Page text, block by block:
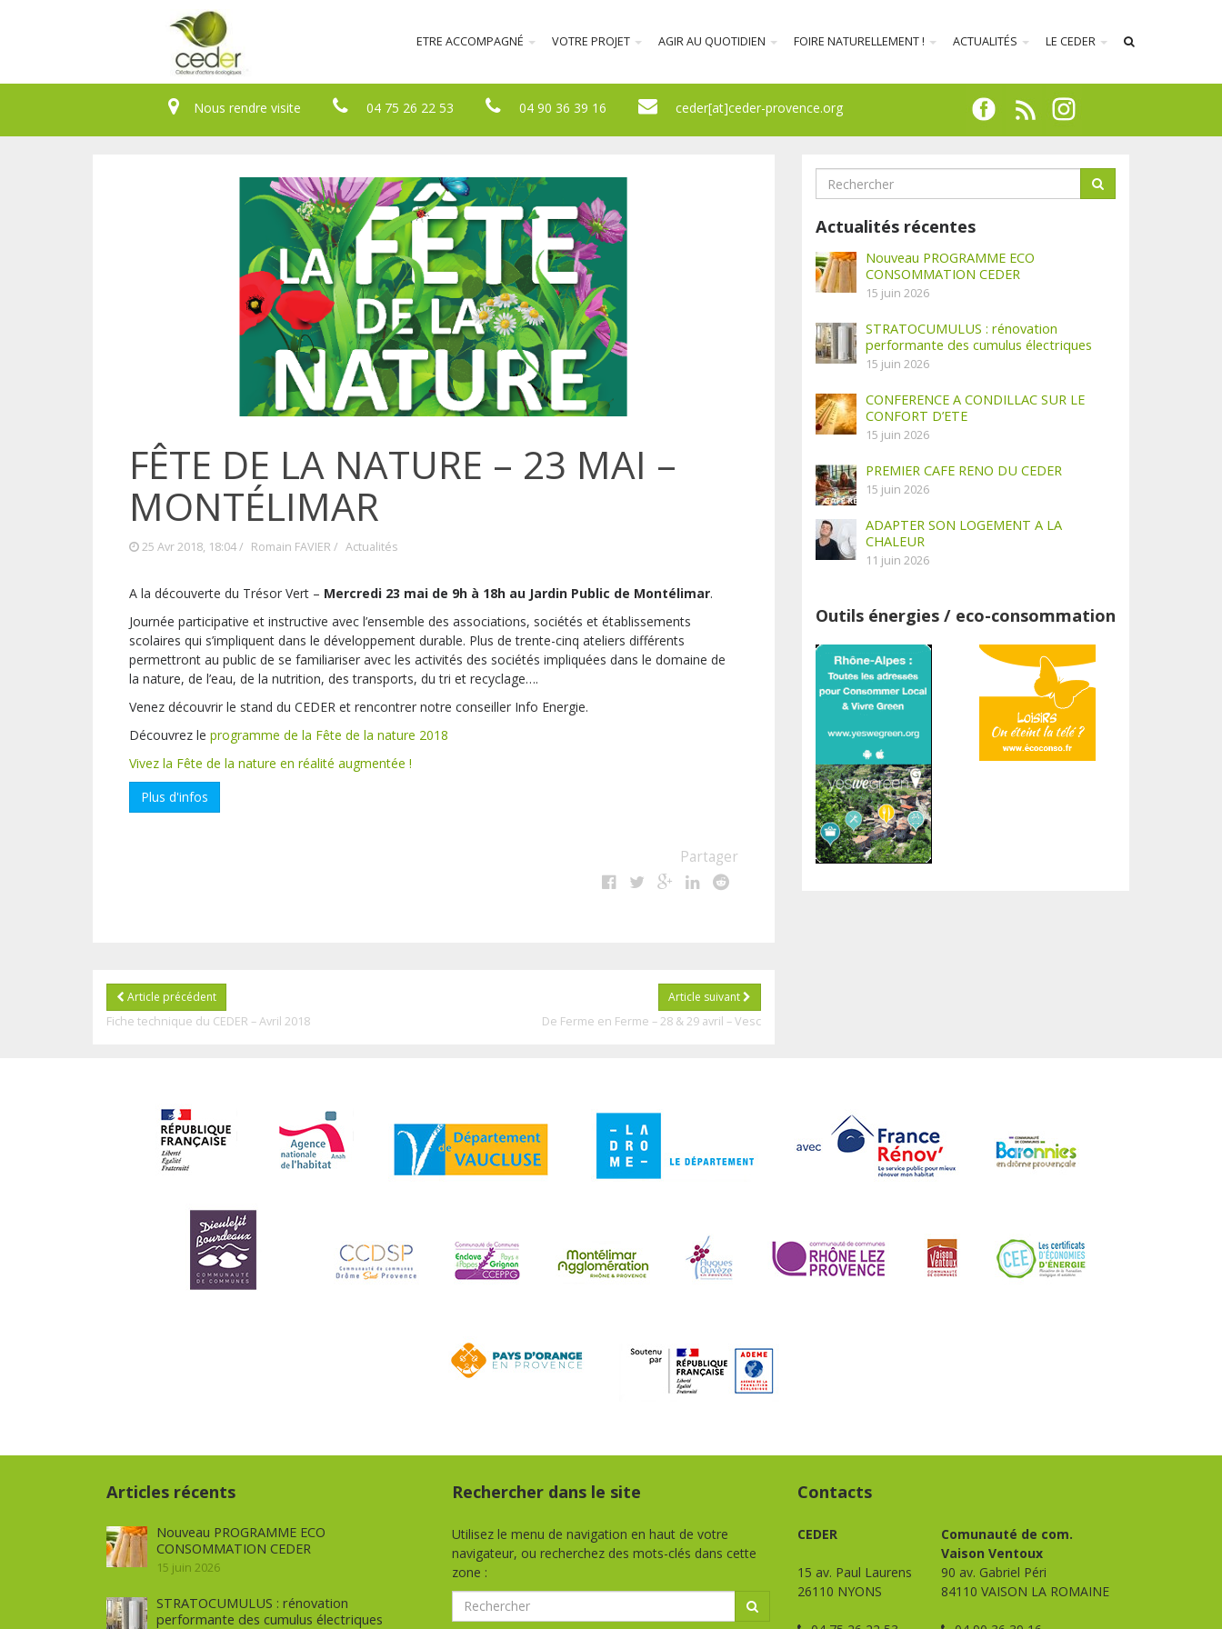
ETRE ACCOMPAGNÉ VOTRE PROJET AGIR AU QUOTIDIEN FOIRE NATURELLEMENT ! ACTUALITÉS LE CEDER
Nous rendre visite 04 75 26 22 53 04 90 36 39 16 ceder[at]ceder-provence.org
FÊTE DE LA NATURE – 23 MAI –
MONTÉLIMAR
25 Avr 2018, 18:04 / Romain FAVIER / Actualités
A la découverte du Trésor Vert – Mercredi 23 mai de 9h à 18h au Jardin Public de Montélimar.
Journée participative et instructive avec l’ensemble des associations, sociétés et établissements
scolaires qui s’impliquent dans le développement durable. Plus de trente-cinq ateliers différents
permettront au public de se familiariser avec les activités des sociétés impliquées dans le domaine de
la nature, de l’eau, de la nutrition, des transports, du tri et recyclage….
Venez découvrir le stand du CEDER et rencontrer notre conseiller Info Energie.
Découvrez le programme de la Fête de la nature 2018
Vivez la Fête de la nature en réalité augmentée !
Plus d'infos
Partager
Article précédent
Fiche technique du CEDER – Avril 2018
Article suivant
De Ferme en Ferme – 28 & 29 avril – Vesc
Actualités récentes
Nouveau PROGRAMME ECO
CONSOMMATION CEDER
15 juin 2026
STRATOCUMULUS : rénovation
performante des cumulus électriques
15 juin 2026
CONFERENCE A CONDILLAC SUR LE
CONFORT D’ETE
15 juin 2026
PREMIER CAFE RENO DU CEDER
15 juin 2026
ADAPTER SON LOGEMENT A LA
CHALEUR
11 juin 2026
Outils énergies / eco-consommation
Articles récents
Nouveau PROGRAMME ECO
CONSOMMATION CEDER
15 juin 2026
STRATOCUMULUS : rénovation
performante des cumulus électriques
Rechercher dans le site
Utilisez le menu de navigation en haut de votre
navigateur, ou recherchez des mots-clés dans cette
zone :
Contacts
CEDER
15 av. Paul Laurens
26110 NYONS
Comunauté de com.
Vaison Ventoux
90 av. Gabriel Péri
84110 VAISON LA ROMAINE